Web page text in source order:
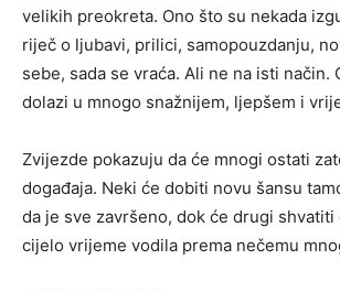
velikih preokreta. Ono što su nekada
riječ o ljubavi, prilici, samopouzdanju,
sebe, sada se vraća. Ali ne na isti način.
dolazi u mnogo snažnijem, ljepšem i
Zvijezde pokazuju da će mnogi ostati
događaja. Neki će dobiti novu šansu
da je sve završeno, dok će drugi shvatiti
cijelo vrijeme vodila prema nečemu